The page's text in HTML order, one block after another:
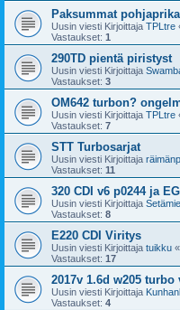
Paksummat
Uusin viesti Kirjoittaja TPLtre
Vastaukset: 1
290TD pientä piristyst
Uusin viesti Kirjoittaja
Vastaukset: 3
OM642 turbon?
Uusin viesti Kirjoittaja TPLtre
Vastaukset: 7
STT Turbosarjat
Uusin viesti Kirjoittaja
Vastaukset: 11
320 CDI v6 p0244 ja
Uusin viesti Kirjoittaja
Vastaukset: 8
E220 CDI Viritys
Uusin viesti Kirjoittaja tuikku «
Vastaukset: 17
2017v 1.6d w205 turbo
Uusin viesti Kirjoittaja
Vastaukset: 4